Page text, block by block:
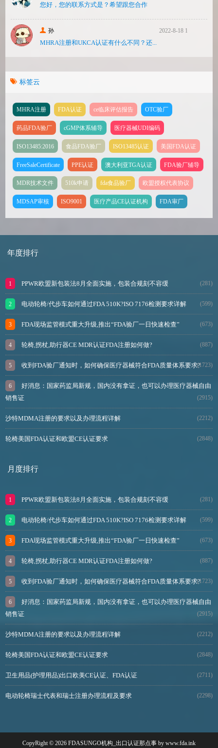
您好，您的联系方式是？希望跟您合作
孙 2022-8-18 17:47
MHRA注册和UKCA认证有什么不同？还...
标签云
MHRA注册 FDA认证 ce临床评估报告 OTC验厂
药品FDA验厂 cGMP体系辅导 医疗器械UDI编码
ISO13485:2016 食品FDA验厂 ISO13485认证 美国FDA认证
FreeSaleCertificate PPE认证 澳大利亚TGA认证 FDA验厂辅导
MDR技术文件 510k申请 fda食品验厂 欧盟授权代表协议
MDSAP审核 ISO9001 医疗产品CE认证机构 FDA审厂
年度排行
PPWR欧盟新包装法8月全面实施，包装合规刻不容缓 (281)
电动轮椅/代步车如何通过FDA 510K?ISO 7176检测要求详解 (599)
FDA现场监管模式重大升级,推出“FDA验厂一日快速检查” (673)
轮椅,拐杖,助行器CE MDR认证FDA注册如何做? (887)
收到FDA验厂通知时，如何确保医疗器械符合FDA质量体系要求?(1723)
好消息：国家药监局新规，国内没有拿证，也可以办理医疗器械自由
销售证
(2915)
沙特MDMA注册的要求以及办理流程详解 (2212)
轮椅美国FDA认证和欧盟CE认证要求 (2848)
月度排行
PPWR欧盟新包装法8月全面实施，包装合规刻不容缓 (281)
电动轮椅/代步车如何通过FDA 510K?ISO 7176检测要求详解 (599)
FDA现场监管模式重大升级,推出“FDA验厂一日快速检查” (673)
轮椅,拐杖,助行器CE MDR认证FDA注册如何做? (887)
收到FDA验厂通知时，如何确保医疗器械符合FDA质量体系要求?(1723)
好消息：国家药监局新规，国内没有拿证，也可以办理医疗器械自由
销售证
(2915)
沙特MDMA注册的要求以及办理流程详解 (2212)
轮椅美国FDA认证和欧盟CE认证要求 (2848)
卫生用品(护理用品)出口欧美CE认证、FDA认证 (2711)
电动轮椅瑞士代表和瑞士注册办理流程及要求 (2298)
CopyRight © 2026 FDASUNGO机构_出口认证那点事 by www.fda.ink